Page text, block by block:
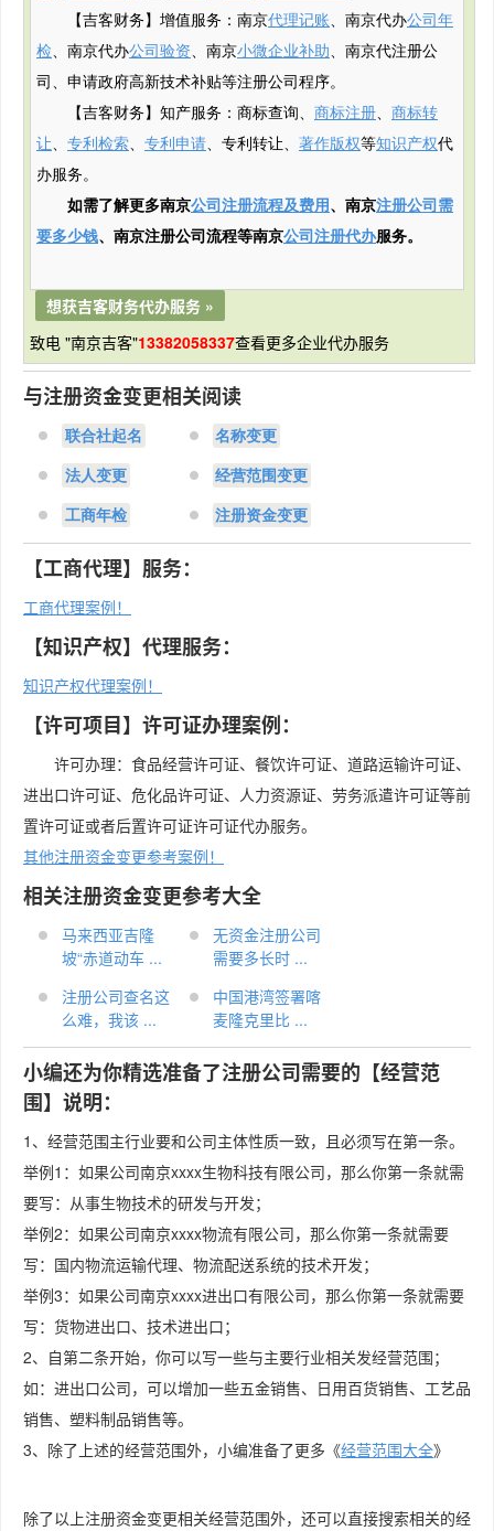
【吉客财务】增值服务：南京代理记账、南京代办公司年
检、南京代办公司验资、南京小微企业补助、南京代注册公
司、申请政府高新技术补贴等注册公司程序。
【吉客财务】知产服务：商标查询、 商标注册、 商标转
让、 专利检索、 专利申请、专利转让、 著作版权等知识产权代
办服务。
如需了解更多南京公司注册流程及费用、南京注册公司需
要多少钱、南京注册公司流程等南京公司注册代办服务。
想获吉客财务代办服务 »
致电 "南京吉客"13382058337查看更多企业代办服务
与注册资金变更相关阅读
联合社起名 名称变更
法人变更 经营范围变更
工商年检 注册资金变更
【工商代理】服务：
工商代理案例！
【知识产权】代理服务：
知识产权代理案例！
【许可项目】许可证办理案例：
许可办理：食品经营许可证、餐饮许可证、道路运输许可证、
进出口许可证、危化品许可证、人力资源证、劳务派遣许可证等前
置许可证或者后置许可证许可证代办服务。
其他注册资金变更参考案例！
相关注册资金变更参考大全
马来西亚吉隆
坡“赤道动车 ...
无资金注册公司
需要多长时 ...
注册公司查名这
么难，我该 ...
中国港湾签署喀
麦隆克里比 ...
小编还为你精选准备了注册公司需要的【经营范
围】说明：
1、经营范围主行业要和公司主体性质一致，且必须写在第一条。
举例1：如果公司南京xxxx生物科技有限公司，那么你第一条就需
要写：从事生物技术的研发与开发；
举例2：如果公司南京xxxx物流有限公司，那么你第一条就需要
写：国内物流运输代理、物流配送系统的技术开发；
举例3：如果公司南京xxxx进出口有限公司，那么你第一条就需要
写：货物进出口、技术进出口；
2、自第二条开始，你可以写一些与主要行业相关发经营范围；
如：进出口公司，可以增加一些五金销售、日用百货销售、工艺品
销售、塑料制品销售等。
3、除了上述的经营范围外，小编准备了更多《经营范围大全》
除了以上注册资金变更相关经营范围外，还可以直接搜索相关的经